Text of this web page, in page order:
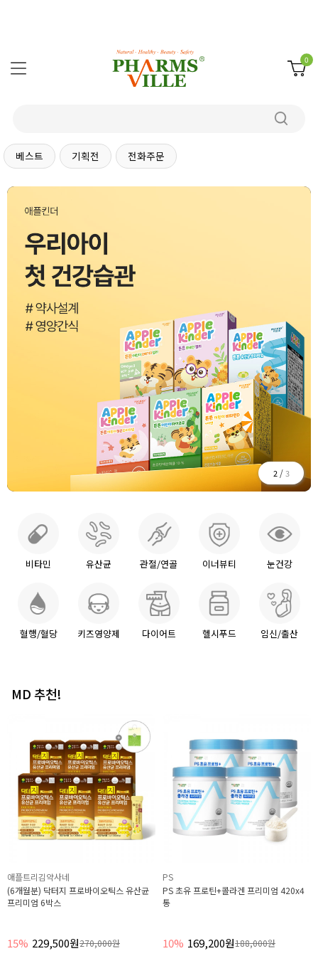
0
베스트 기획전 전화주문
2/3
비타민 유산균 관절/연골 이너뷰티 눈건강
혈행/혈당 키즈영양제 다이어트 헬시푸드 임신/출산
MD 추천!
애플트리김약사네
(6개월분) 닥터지 프로바이오틱스 유산균
프리미엄 6박스
15% 229,500원270,000원
PS
PS 초유 프로틴+콜라겐 프리미엄 420x4
통
10% 169,200원188,000원